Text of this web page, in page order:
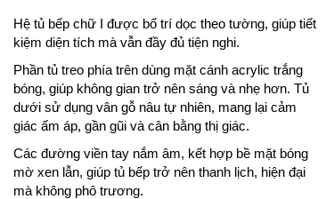
Hệ tủ bếp chữ I được bố trí dọc theo tường, giúp tiết
kiệm diện tích mà vẫn đầy đủ tiện nghi.
Phần tủ treo phía trên dùng mặt cánh acrylic trắng
bóng, giúp không gian trở nên sáng và nhẹ hơn. Tủ
dưới sử dụng vân gỗ nâu tự nhiên, mang lại cảm
giác ấm áp, gần gũi và cân bằng thị giác.
Các đường viền tay nắm âm, kết hợp bề mặt bóng
mờ xen lẫn, giúp tủ bếp trở nên thanh lịch, hiện đại
mà không phô trương.